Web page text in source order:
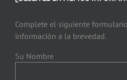
Complete el siguiente
información a la brevedad.
Su Nombre